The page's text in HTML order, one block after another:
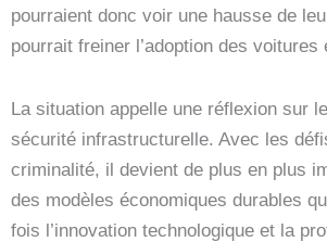
pourraient donc voir une hausse de
pourrait freiner l’adoption des voitures
La situation appelle une réflexion sur
sécurité infrastructurelle. Avec les
criminalité, il devient de plus en plus
des modèles économiques durables
fois l’innovation technologique et la